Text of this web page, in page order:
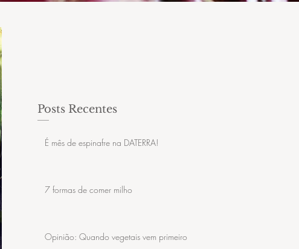
Posts Recentes
É mês de espinafre na DATERRA!
7 formas de comer milho
Opinião: Quando vegetais vem primeiro